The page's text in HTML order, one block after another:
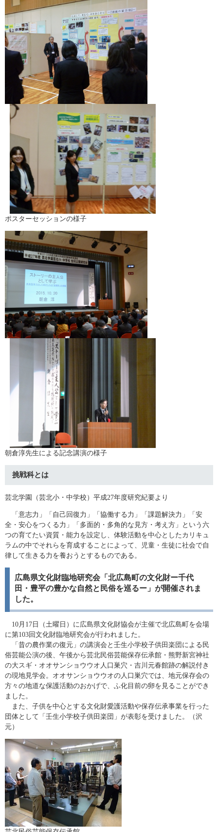
ポスターセッションの様子
朝倉淳先生による記念講演の様子
挑戦科とは
芸北学園（芸北小・中学校）平成27年度研究紀要より
「意志力」「自己回復力」「協働する力」「課題解決力」「安
全・安心をつくる力」「多面的・多角的な見方・考え方」という六
つの育てたい資質・能力を設定し、体験活動を中心としたカリキュ
ラムの中でそれらを育成することによって、児童・生徒に社会で自
律して生きる力を養おうとするものである。
広島県文化財臨地研究会「北広島町の文化財ー千代
田・豊平の豊かな自然と民俗を巡るー」が開催されま
した。
10月17日（土曜日）に広島県文化財協会が主催で北広島町を会場
に第103回文化財臨地研究会が行われました。
「昔の農作業の復元」の講演会と壬生小学校子供田楽団による民
俗芸能公演の後、午後から芸北民俗芸能保存伝承館・熊野新宮神社
の大スギ・オオサンショウウオ人口巣穴・吉川元春館跡の解説付き
の現地見学会。オオサンショウウオの人口巣穴では、地元保存会の
方々の地道な保護活動のおかげで、ふ化目前の卵を見ることができ
ました。
また、子供を中心とする文化財愛護活動や保存伝承事業を行った
団体として「壬生小学校子供田楽団」が表彰を受けました。（沢
元）